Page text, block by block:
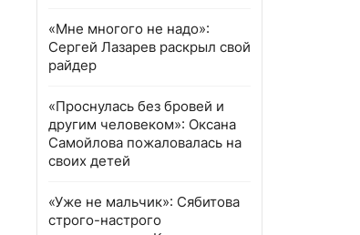
«Мне многого не надо»:
Сергей Лазарев раскрыл свой
райдер
«Проснулась без бровей и
другим человеком»: Оксана
Самойлова пожаловалась на
своих детей
«Уже не мальчик»: Сябитова
строго-настрого